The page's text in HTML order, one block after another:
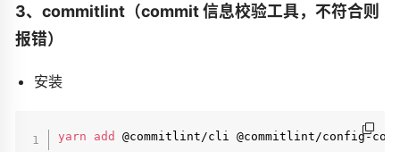
3、commitlint（commit 信息校验工具，不符合则
报错）
安装
yarn add @commitlint/cli @commitlint/config-